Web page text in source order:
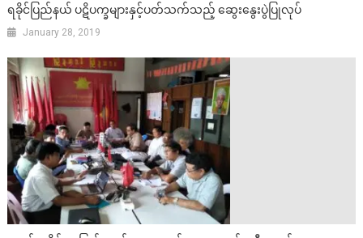
ရခိုင်ပြည်နယ် ပဋိပက္ခများနှင့်ပတ်သက်သည့် ဆွေးနွေးပွဲပြုလုပ်
January 28, 2019